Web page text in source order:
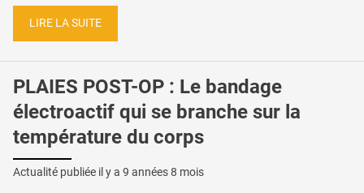
LIRE LA SUITE
PLAIES POST-OP : Le bandage
électroactif qui se branche sur la
température du corps
Actualité publiée il y a 9 années 8 mois